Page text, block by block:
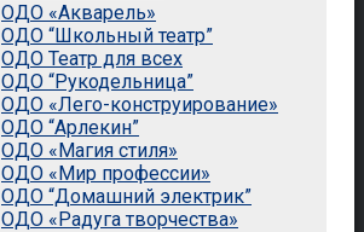
ОДО «Акварель»
ОДО “Школьный театр”
ОДО Театр для всех
ОДО “Рукодельница”
ОДО «Лего-конструирование»
ОДО “Арлекин”
ОДО «Магия стиля»
ОДО «Мир профессии»
ОДО “Домашний электрик”
ОДО «Радуга творчества»